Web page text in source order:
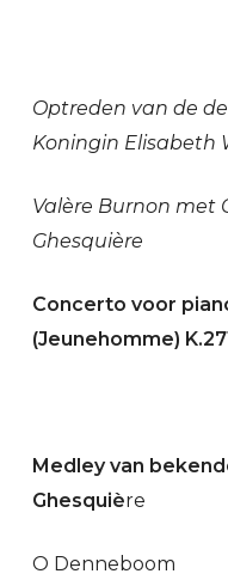
Optreden van de
Koningin Elisabeth
Valère Burnon met
Ghesquière
Concerto voor
(Jeunehomme)
Medley van
Ghesquière
O Denneboom